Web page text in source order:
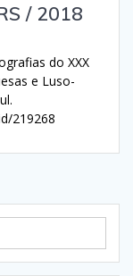
/ 2018
do XXX
e Luso-
219268